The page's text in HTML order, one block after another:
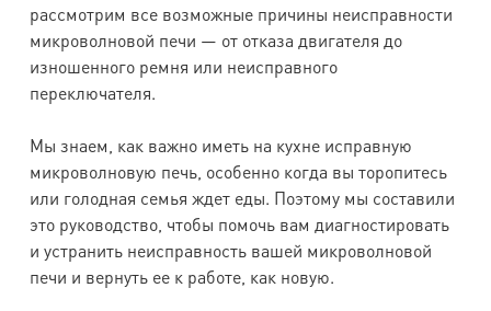
рассмотрим все возможные причины неисправности
микроволновой печи — от отказа двигателя до
изношенного ремня или неисправного
переключателя.
Мы знаем, как важно иметь на кухне исправную
микроволновую печь, особенно когда вы торопитесь
или голодная семья ждет еды. Поэтому мы составили
это руководство, чтобы помочь вам диагностировать
и устранить неисправность вашей микроволновой
печи и вернуть ее к работе, как новую.